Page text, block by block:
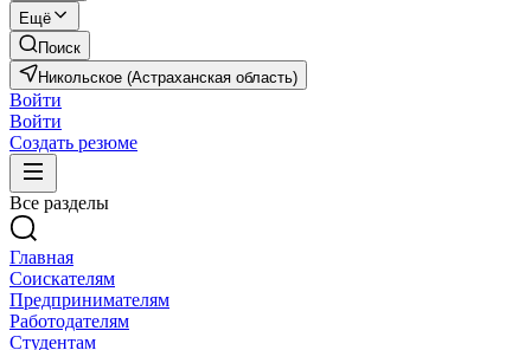
Ещё
Поиск
Никольское (Астраханская область)
Войти
Войти
Создать резюме
Все разделы
Главная
Соискателям
Предпринимателям
Работодателям
Студентам